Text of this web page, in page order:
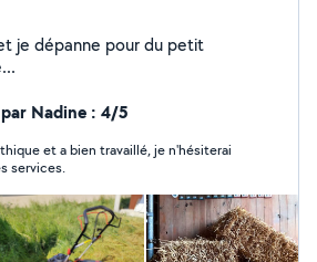
je dépanne pour du petit
Nadine : 4/5
et a bien travaillé, je n'hésiterai
services.